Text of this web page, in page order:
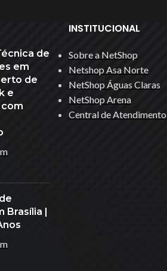
de
em
de
e
|
INSTITUCIONAL
Sobre a NetShop
Netshop Asa Norte
NetShop Águas Claras
NetShop Arena
Central de Atendimento